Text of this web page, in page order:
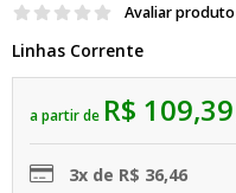
Avaliar produto
Linhas Corrente
a partir de R$ 109,39
3x de R$ 36,46